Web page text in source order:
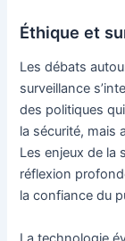
Éthique et
Les débats
surveillance
des politiques
la sécurité, mais
Les enjeux de la
réflexion
la confiance du